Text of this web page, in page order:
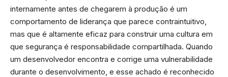
internamente antes de chegarem à produção é um
comportamento de liderança que parece contraintuitivo,
mas que é altamente eficaz para construir uma cultura em
que segurança é responsabilidade compartilhada. Quando
um desenvolvedor encontra e corrige uma vulnerabilidade
durante o desenvolvimento, e esse achado é reconhecido